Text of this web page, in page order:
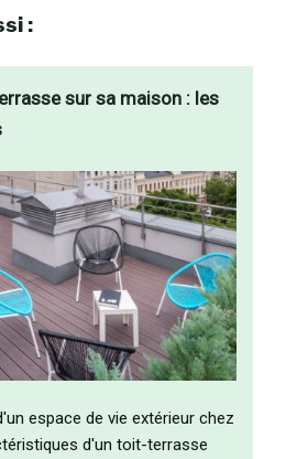
:
sur sa maison : les
espace de vie extérieur chez
d'un toit-terrasse